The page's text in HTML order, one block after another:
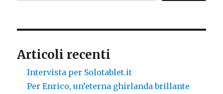
Articoli recenti
Intervista per Solotablet.it
Per Enrico, un’eterna ghirlanda brillante